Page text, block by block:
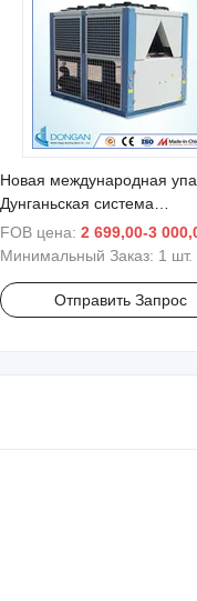
Новая международная
Дунганьская система
водоснабжения 380V
гликолевый чиллер с CE
FOB цена: 2 699,00-3
Минимальный Заказ: 1 шт.
Отправить Запрос